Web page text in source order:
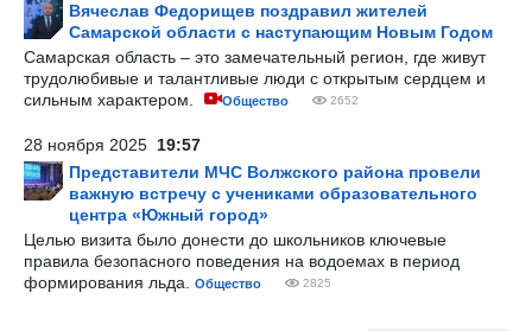
Вячеслав Федорищев поздравил жителей
Самарской области с наступающим Новым Годом
Самарская область – это замечательный регион, где живут
трудолюбивые и талантливые люди с открытым сердцем и
сильным характером.
Общество 2652
28 ноября 2025 19:57
Представители МЧС Волжского района провели
важную встречу с учениками образовательного
центра «Южный город»
Целью визита было донести до школьников ключевые
правила безопасного поведения на водоемах в период
формирования льда.
Общество 2825